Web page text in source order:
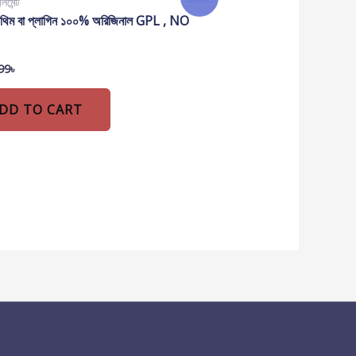
থিম বা প্লাগিন ১০০% অরিজিনাল GPL , NO
৳
TO CART